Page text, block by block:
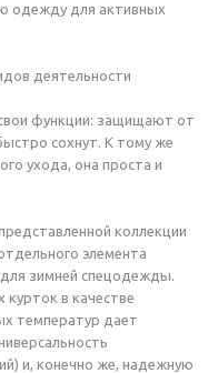
одежду для активных
функции: защищают от
сохнут. К тому же
ухода, она проста и
коллекции
элемента
зимней спецодежды.
в качестве
температур дает
и, конечно же, надежную